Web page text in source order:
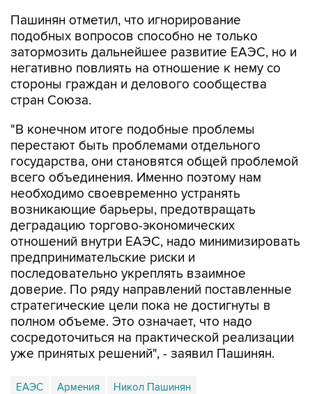
Пашинян отметил, что игнорирование
подобных вопросов способно не только
затормозить дальнейшее развитие ЕАЭС, но и
негативно повлиять на отношение к нему со
стороны граждан и делового сообщества
стран Союза.
"В конечном итоге подобные проблемы
перестают быть проблемами отдельного
государства, они становятся общей проблемой
всего объединения. Именно поэтому нам
необходимо своевременно устранять
возникающие барьеры, предотвращать
деградацию торгово-экономических
отношений внутри ЕАЭС, надо минимизировать
предпринимательские риски и
последовательно укреплять взаимное
доверие. По ряду направлений поставленные
стратегические цели пока не достигнуты в
полном объеме. Это означает, что надо
сосредоточиться на практической реализации
уже принятых решений", - заявил Пашинян.
ЕАЭС Армения Никол Пашинян